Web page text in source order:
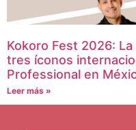
Kokoro Fest 2026:
tres íconos
Professional en
Leer más »